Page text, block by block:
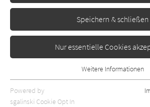
Speichern & schließen
Nur essentielle Cookies
Essentielle Cookies werden für grundlegende
Webseite benötigt. Dadurch ist gewährleistet,
Weitere Informationen
Powered by
sgalinski Cookie Opt In